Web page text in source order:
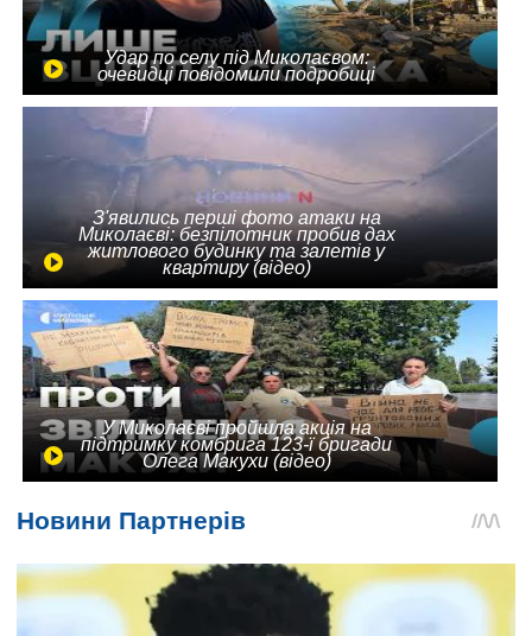
Удар по селу під Миколаєвом:
очевидці повідомили подробиці
З'явились перші фото атаки на
Миколаєві: безпілотник пробив дах
житлового будинку та залетів у
квартиру (відео)
У Миколаєві пройшла акція на
підтримку комбрига 123-ї бригади
Олега Макухи (відео)